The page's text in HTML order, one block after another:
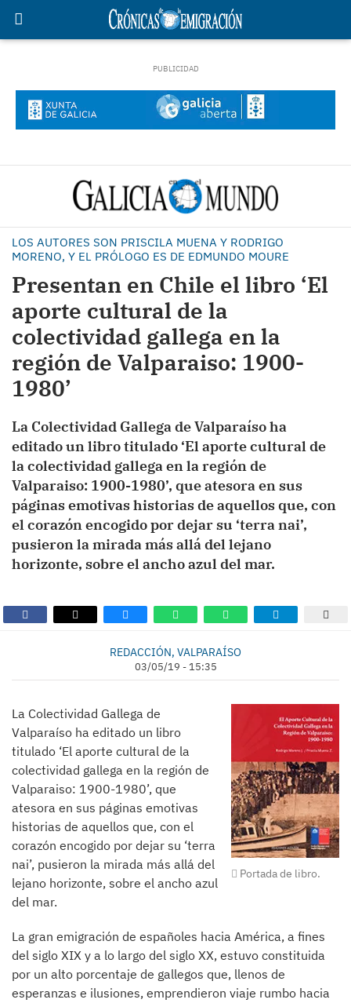
LOS AUTORES SON PRISCILA MUENA Y RODRIGO
MORENO, Y EL PRÓLOGO ES DE EDMUNDO MOURE
Presentan en Chile el libro ‘El
aporte cultural de la
colectividad gallega en la
región de Valparaiso: 1900-
1980’
La Colectividad Gallega de Valparaíso ha
editado un libro titulado ‘El aporte cultural de
la colectividad gallega en la región de
Valparaiso: 1900-1980’, que atesora en sus
páginas emotivas historias de aquellos que, con
el corazón encogido por dejar su ‘terra nai’,
pusieron la mirada más allá del lejano
horizonte, sobre el ancho azul del mar.
REDACCIÓN, VALPARAÍSO
03/05/19 - 15:35
Portada de libro.
La Colectividad Gallega de
Valparaíso ha editado un libro
titulado ‘El aporte cultural de la
colectividad gallega en la región de
Valparaiso: 1900-1980’, que
atesora en sus páginas emotivas
historias de aquellos que, con el
corazón encogido por dejar su ‘terra
nai’, pusieron la mirada más allá del
lejano horizonte, sobre el ancho azul
del mar.
La gran emigración de españoles hacia América, a fines
del siglo XIX y a lo largo del siglo XX, estuvo constituida
por un alto porcentaje de gallegos que, llenos de
esperanzas e ilusiones, emprendieron viaje rumbo hacia